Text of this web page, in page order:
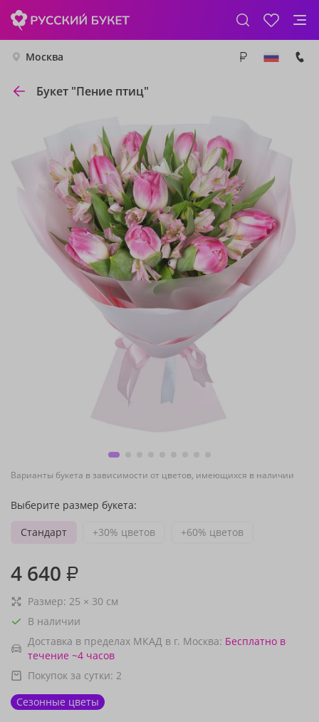
Москва
Букет "Пение птиц"
Варианты букета в зависимости от цветов, имеющихся в наличии
Выберите размер букета:
Стандарт
+30% цветов +60% цветов
4 640 ₽
Размер: 25 × 30 см
В наличии
Доставка в пределах МКАД в г. Москва: Бесплатно в
течение ~4 часов
Покупок за сутки: 2
Сезонные цветы